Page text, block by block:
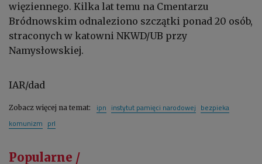
więziennego. Kilka lat temu na Cmentarzu
Bródnowskim odnaleziono szczątki ponad 20 osób,
straconych w katowni NKWD/UB przy
Namysłowskiej.
IAR/dad
Zobacz więcej na temat: ipn instytut pamięci narodowej bezpieka
komunizm prl
Popularne /